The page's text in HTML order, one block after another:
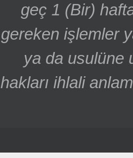
geç 1 (Bir)
gereken işlemler
ya da usulüne
hakları ihlali